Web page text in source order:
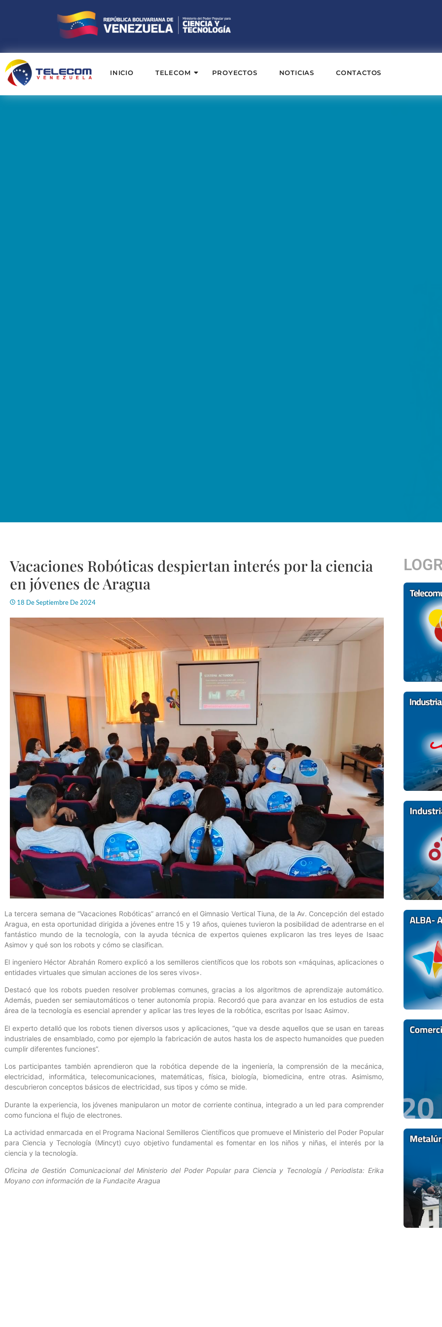
INICIO TELECOM PROYECTOS NOTICIAS CONTACTOS
Vacaciones Robóticas despiertan interés por la ciencia
en jóvenes de Aragua
18 De Septiembre De 2024
La tercera semana de “Vacaciones Robóticas” arrancó en el Gimnasio Vertical Tiuna, de la Av. Concepción del estado
Aragua, en esta oportunidad dirigida a jóvenes entre 15 y 19 años, quienes tuvieron la posibilidad de adentrarse en el
fantástico mundo de la tecnología, con la ayuda técnica de expertos quienes explicaron las tres leyes de Isaac
Asimov y qué son los robots y cómo se clasifican.
El ingeniero Héctor Abrahán Romero explicó a los semilleros científicos que los robots son «máquinas, aplicaciones o
entidades virtuales que simulan acciones de los seres vivos».
Destacó que los robots pueden resolver problemas comunes, gracias a los algoritmos de aprendizaje automático.
Además, pueden ser semiautomáticos o tener autonomía propia. Recordó que para avanzar en los estudios de esta
área de la tecnología es esencial aprender y aplicar las tres leyes de la robótica, escritas por Isaac Asimov.
El experto detalló que los robots tienen diversos usos y aplicaciones, “que va desde aquellos que se usan en tareas
industriales de ensamblado, como por ejemplo la fabricación de autos hasta los de aspecto humanoides que pueden
cumplir diferentes funciones”.
Los participantes también aprendieron que la robótica depende de la ingeniería, la comprensión de la mecánica,
electricidad, informática, telecomunicaciones, matemáticas, física, biología, biomedicina, entre otras. Asimismo,
descubrieron conceptos básicos de electricidad, sus tipos y cómo se mide.
Durante la experiencia, los jóvenes manipularon un motor de corriente continua, integrado a un led para comprender
como funciona el flujo de electrones.
La actividad enmarcada en el Programa Nacional Semilleros Científicos que promueve el Ministerio del Poder Popular
para Ciencia y Tecnología (Mincyt) cuyo objetivo fundamental es fomentar en los niños y niñas, el interés por la
ciencia y la tecnología.
Oficina de Gestión Comunicacional del Ministerio del Poder Popular para Ciencia y Tecnología / Periodista: Erika
Moyano con información de la Fundacite Aragua